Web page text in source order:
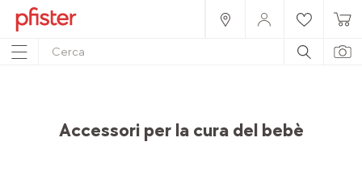
Cura e sicurezza del bebè
Accessori per la cura del bebè